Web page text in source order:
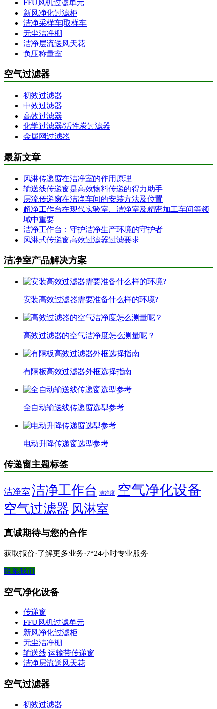
FFU风机过滤单元
新风净化过滤柜
洁净采样车|取样车
无尘洁净棚
洁净层流送风天花
负压称量室
空气过滤器
初效过滤器
中效过滤器
高效过滤器
化学过滤器/活性炭过滤器
金属网过滤器
最新文章
风淋传递窗在洁净室的作用原理
输送线传递窗是高效物料传递的得力助手
层流传递窗在洁净车间的安装方法及位置
超净工作台在现代实验室、洁净室及精密加工车间等领
域中重要
洁净工作台：守护洁净生产环境的守护者
风淋式传递窗高效过滤器过滤要求
洁净室产品解决方案
安装高效过滤器需要准备什么样的环境?
高效过滤器的空气洁净度怎么测量呢？
有隔板高效过滤器外框选择指南
全自动输送线传递窗选型参考
电动升降传递窗选型参考
传递窗主题标签
洁净室 洁净工作台 洁净度 空气净化设备
空气过滤器 风淋室
真诚期待与您的合作
获取报价·了解更多业务·7*24小时专业服务
联系我们
空气净化设备
传递窗
FFU风机过滤单元
新风净化过滤柜
无尘洁净棚
输送线|运输带传递窗
洁净层流送风天花
空气过滤器
初效过滤器